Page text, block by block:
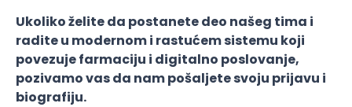
Ukoliko želite da postanete deo našeg tima i
radite u modernom i rastućem sistemu koji
povezuje farmaciju i digitalno poslovanje,
pozivamo vas da nam pošaljete svoju prijavu i
biografiju.